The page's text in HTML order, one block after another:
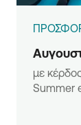
με
Summer